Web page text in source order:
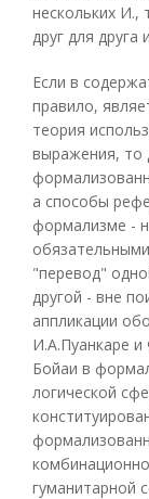
нескольких И.,
друг для друга
Если в
правило,
теория
выражения, то
а способы
формализме -
"перевод"
другой - вне
аппликации
И.А.Пуанкаре
Бойаи в
логической
гуманитарной